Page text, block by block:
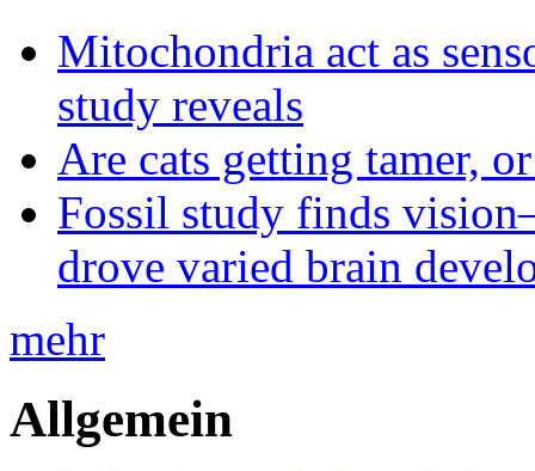
Mitochondria act as
study reveals
Are cats getting tamer,
Fossil study finds
drove varied brain
mehr
Allgemein